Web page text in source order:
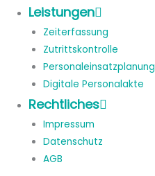
Leistungen
Zeiterfassung
Zutrittskontrolle
Personaleinsatzplanung
Digitale Personalakte
Rechtliches
Impressum
Datenschutz
AGB